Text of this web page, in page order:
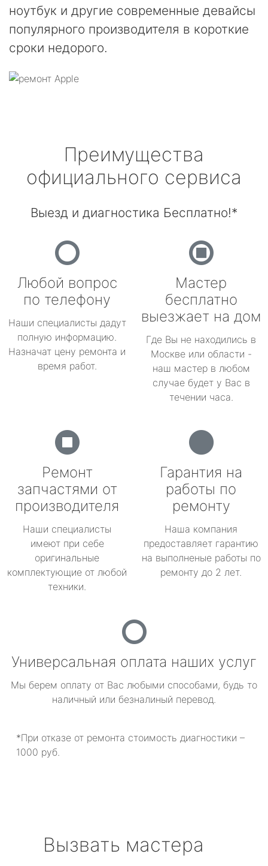
ноутбук и другие современные девайсы
популярного производителя в короткие
сроки недорого.
Преимущества
официального сервиса
Выезд и диагностика Бесплатно!*
Любой вопрос
по телефону
Наши специалисты дадут
полную информацию.
Назначат цену ремонта и
время работ.
Мастер
бесплатно
выезжает на дом
Где Вы не находились в
Москве или области -
наш мастер в любом
случае будет у Вас в
течении часа.
Ремонт
запчастями от
производителя
Наши специалисты
имеют при себе
оригинальные
комплектующие от любой
техники.
Гарантия на
работы по
ремонту
Наша компания
предоставляет гарантию
на выполненые работы по
ремонту до 2 лет.
Универсальная оплата наших услуг
Мы берем оплату от Вас любыми способами, будь то
наличный или безналиный перевод.
*При отказе от ремонта стоимость диагностики –
1000 руб.
Вызвать мастера